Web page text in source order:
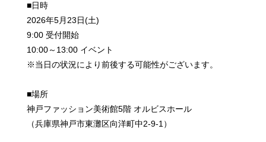
■日時
2026年5月23日(土)
9:00 受付開始
10:00～13:00 イベント
※当日の状況により前後する可能性がございます。
■場所
神戸ファッション美術館5階 オルビスホール
（兵庫県神戸市東灘区向洋町中2-9-1）